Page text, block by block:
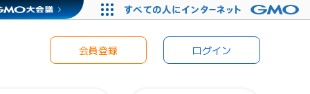
会員登録 ログイン